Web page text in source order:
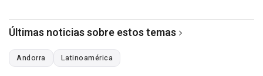
Últimas noticias sobre estos temas
Andorra Latinoamérica